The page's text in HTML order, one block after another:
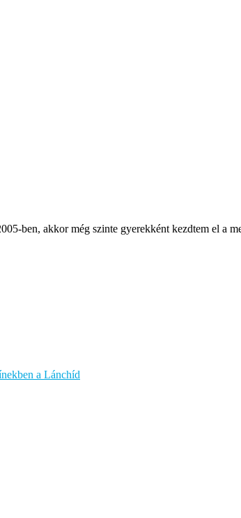
ben, akkor még szinte gyerekként kezdtem el a